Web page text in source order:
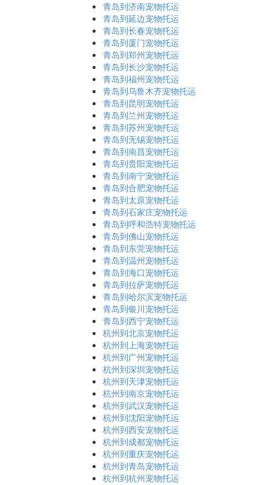
青岛到济南宠物托运
青岛到延边宠物托运
青岛到长春宠物托运
青岛到厦门宠物托运
青岛到郑州宠物托运
青岛到长沙宠物托运
青岛到福州宠物托运
青岛到乌鲁木齐宠物托运
青岛到昆明宠物托运
青岛到兰州宠物托运
青岛到苏州宠物托运
青岛到无锡宠物托运
青岛到南昌宠物托运
青岛到贵阳宠物托运
青岛到南宁宠物托运
青岛到合肥宠物托运
青岛到太原宠物托运
青岛到石家庄宠物托运
青岛到呼和浩特宠物托运
青岛到佛山宠物托运
青岛到东莞宠物托运
青岛到温州宠物托运
青岛到海口宠物托运
青岛到拉萨宠物托运
青岛到哈尔滨宠物托运
青岛到银川宠物托运
青岛到西宁宠物托运
杭州到北京宠物托运
杭州到上海宠物托运
杭州到广州宠物托运
杭州到深圳宠物托运
杭州到天津宠物托运
杭州到南京宠物托运
杭州到武汉宠物托运
杭州到沈阳宠物托运
杭州到西安宠物托运
杭州到成都宠物托运
杭州到重庆宠物托运
杭州到青岛宠物托运
杭州到杭州宠物托运